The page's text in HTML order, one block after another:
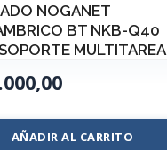
NOGANET
BT NKB-Q40
MULTITAREA
AÑADIR AL CARRITO